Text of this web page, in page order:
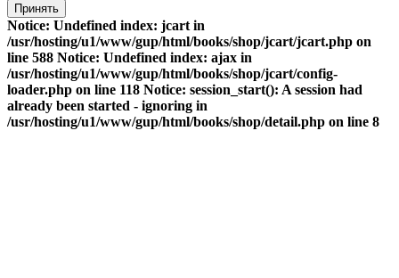
Принять
Notice: Undefined index: jcart in
/usr/hosting/u1/www/gup/html/books/shop/jcart/jcart.php on
line 588 Notice: Undefined index: ajax in
/usr/hosting/u1/www/gup/html/books/shop/jcart/config-
loader.php on line 118 Notice: session_start(): A session had
already been started - ignoring in
/usr/hosting/u1/www/gup/html/books/shop/detail.php on line 8